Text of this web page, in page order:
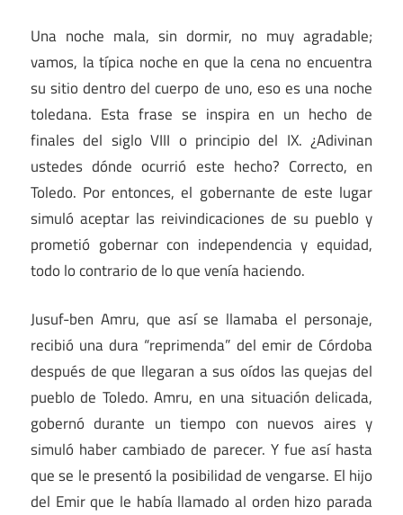
Una noche mala, sin dormir, no muy agradable;
vamos, la típica noche en que la cena no encuentra
su sitio dentro del cuerpo de uno, eso es una noche
toledana. Esta frase se inspira en un hecho de
finales del siglo VIII o principio del IX. ¿Adivinan
ustedes dónde ocurrió este hecho? Correcto, en
Toledo. Por entonces, el gobernante de este lugar
simuló aceptar las reivindicaciones de su pueblo y
prometió gobernar con independencia y equidad,
todo lo contrario de lo que venía haciendo.
Jusuf-ben Amru, que así se llamaba el personaje,
recibió una dura “reprimenda” del emir de Córdoba
después de que llegaran a sus oídos las quejas del
pueblo de Toledo. Amru, en una situación delicada,
gobernó durante un tiempo con nuevos aires y
simuló haber cambiado de parecer. Y fue así hasta
que se le presentó la posibilidad de vengarse. El hijo
del Emir que le había llamado al orden hizo parada